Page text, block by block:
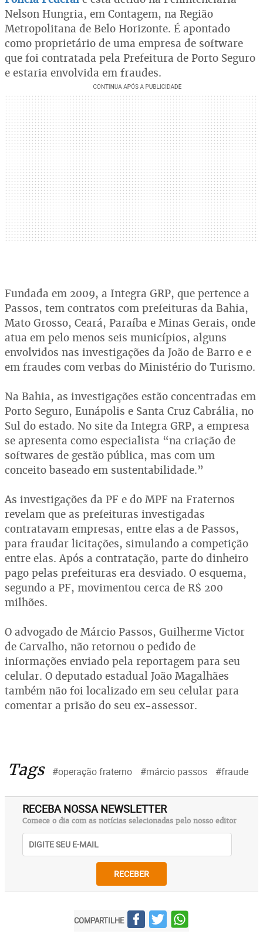
Nelson Hungria, em Contagem, na Região
Metropolitana de Belo Horizonte. É apontado
como proprietário de uma empresa de software
que foi contratada pela Prefeitura de Porto Seguro
e estaria envolvida em fraudes.
Fundada em 2009, a Integra GRP, que pertence a
Passos, tem contratos com prefeituras da Bahia,
Mato Grosso, Ceará, Paraíba e Minas Gerais, onde
atua em pelo menos seis municípios, alguns
envolvidos nas investigações da João de Barro e e
em fraudes com verbas do Ministério do Turismo.
Na Bahia, as investigações estão concentradas em
Porto Seguro, Eunápolis e Santa Cruz Cabrália, no
Sul do estado. No site da Integra GRP, a empresa
se apresenta como especialista “na criação de
softwares de gestão pública, mas com um
conceito baseado em sustentabilidade.”
As investigações da PF e do MPF na Fraternos
revelam que as prefeituras investigadas
contratavam empresas, entre elas a de Passos,
para fraudar licitações, simulando a competição
entre elas. Após a contratação, parte do dinheiro
pago pelas prefeituras era desviado. O esquema,
segundo a PF, movimentou cerca de R$ 200
milhões.
O advogado de Márcio Passos, Guilherme Victor
de Carvalho, não retornou o pedido de
informações enviado pela reportagem para seu
celular. O deputado estadual João Magalhães
também não foi localizado em seu celular para
comentar a prisão do seu ex-assessor.
Tags #operação fraterno #márcio passos #fraude
RECEBA NOSSA NEWSLETTER
Comece o dia com as notícias selecionadas pelo nosso editor
RECEBER
COMPARTILHE